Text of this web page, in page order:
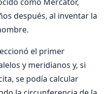
después, al inventar la
el primer
y meridianos y, si
se podía calcular